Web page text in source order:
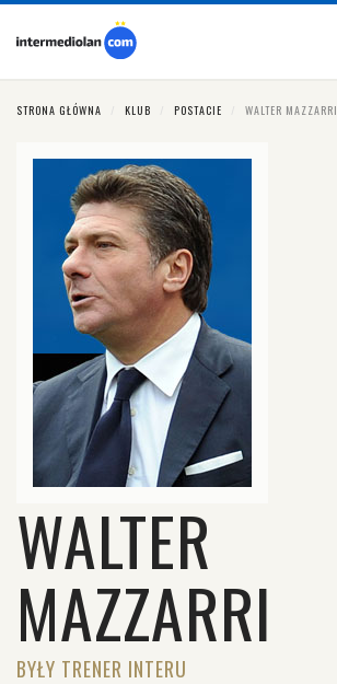
STRONA GŁÓWNA KLUB POSTACIE WALTER MAZZARRI
WALTER
MAZZARRI
BYŁY TRENER INTERU